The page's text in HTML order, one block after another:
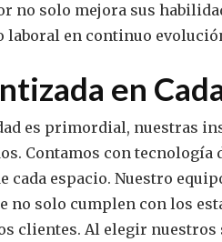
no solo mejora sus
laboral en continuo
en
es primordial, nuestras
Contamos con
cada espacio. Nuestro
no solo cumplen con los
clientes. Al elegir